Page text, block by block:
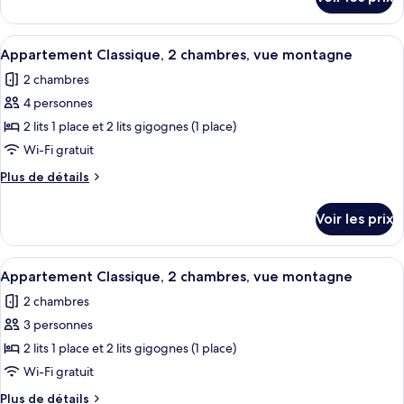
Appartement
Classique,
2
chambres,
vue
montagne
le
type
de
chambre
Appartement
Classique,
chambres,
vue
Afficher
toutes
les
photos
pour
ce
type
de
Appartement
Classique,
2
chambres,
vue
montagne
5
Appartement Classique, 2 chambres, vue montagne
2 chambres
4 personnes
2 lits 1 place et 2 lits gigognes (1 place)
Wi-Fi gratuit
Plus de détails
Plus
le
type
de
chambre
Appartement
Classique,
chambres,
vue
Voir les prix
Afficher
toutes
les
photos
pour
ce
type
5
Appartement Classique, 2 chambres, vue montagne
2 chambres
3 personnes
2 lits 1 place et 2 lits gigognes (1 place)
Wi-Fi gratuit
Plus de détails
Plus